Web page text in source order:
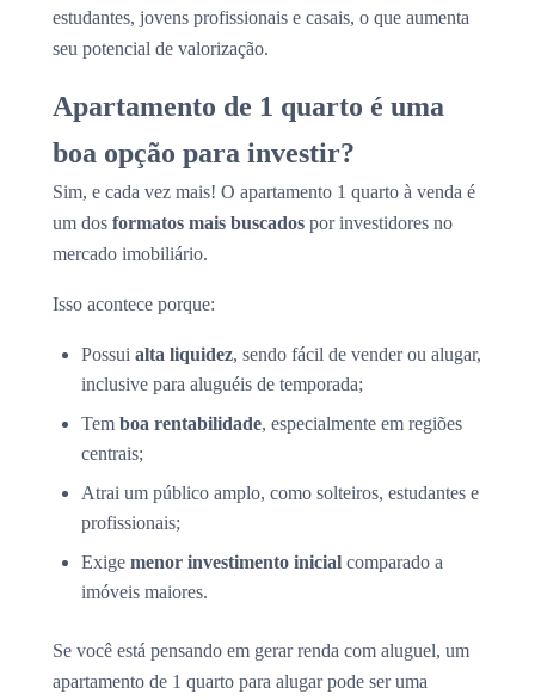
estudantes, jovens profissionais e casais, o que aumenta
seu potencial de valorização.
Apartamento de 1 quarto é uma
boa opção para investir?
Sim, e cada vez mais! O apartamento 1 quarto à venda é
um dos formatos mais buscados por investidores no
mercado imobiliário.
Isso acontece porque:
Possui alta liquidez, sendo fácil de vender ou alugar,
inclusive para aluguéis de temporada;
Tem boa rentabilidade, especialmente em regiões
centrais;
Atrai um público amplo, como solteiros, estudantes e
profissionais;
Exige menor investimento inicial comparado a
imóveis maiores.
Se você está pensando em gerar renda com aluguel, um
apartamento de 1 quarto para alugar pode ser uma